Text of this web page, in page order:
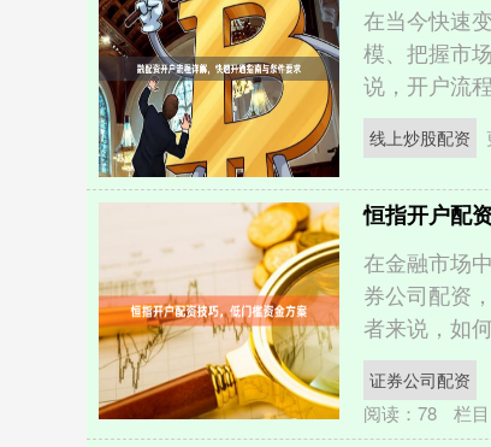
在当今快速
模、把握市
说，开户流
线上炒股配资
恒指开户配
在金融市场
券公司配资
者来说，如
证券公司配资
阅读： 78 栏目